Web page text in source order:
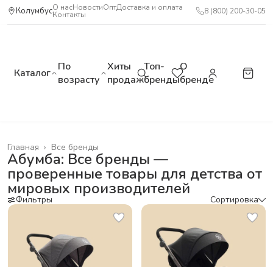
КолумбусО насНовостиОптДоставка и оплата
Контакты 8 (800) 200-30-05
Каталог По
возрасту
Хиты
продаж
Топ-
бренды
О
бренде
Все бренды
Главная ›
Абумба: Все бренды —
проверенные товары для детства от
мировых производителей
Фильтры Сортировка